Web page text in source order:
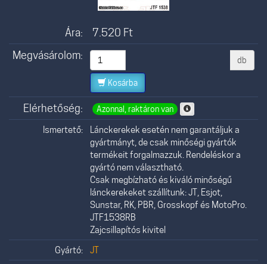
Ára: 7.520 Ft
Megvásárolom:
db
Kosárba
Elérhetőség: Azonnal, raktáron van
Ismertető:
Lánckerekek esetén nem garantáljuk a
gyártmányt, de csak minőségi gyártók
termékeit forgalmazzuk. Rendeléskor a
gyártó nem választható.
Csak megbízható és kiváló minőségű
lánckerekeket szállítunk: JT, Esjot,
Sunstar, RK, PBR, Grosskopf és MotoPro.
JTF1538RB
Zajcsillapítós kivitel
Gyártó:
JT